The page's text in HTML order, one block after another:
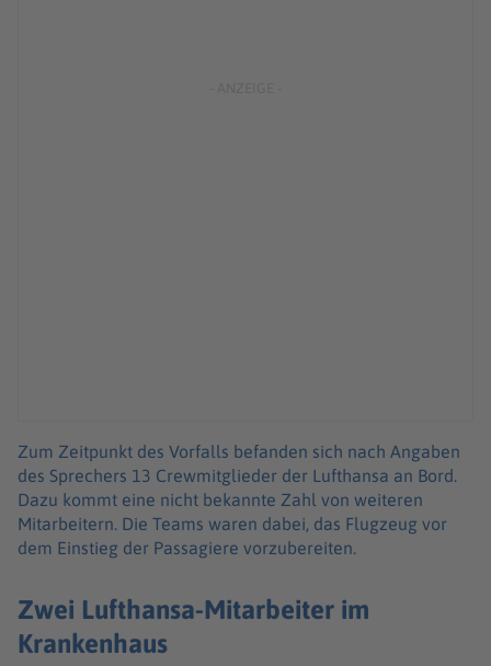
Zum Zeitpunkt des Vorfalls befanden sich nach Angaben
des Sprechers 13 Crewmitglieder der Lufthansa an Bord.
Dazu kommt eine nicht bekannte Zahl von weiteren
Mitarbeitern. Die Teams waren dabei, das Flugzeug vor
dem Einstieg der Passagiere vorzubereiten.
Zwei Lufthansa-Mitarbeiter im
Krankenhaus